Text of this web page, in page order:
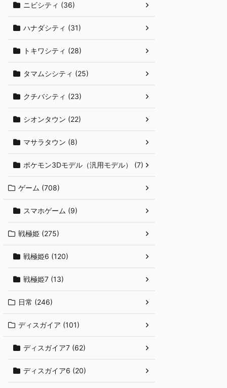
ニビシティ (36)
ハナダシティ (31)
トキワシティ (28)
タマムシシティ (25)
クチバシティ (23)
シオンタウン (22)
マサラタウン (8)
ポケモン3Dモデル（汎用モデル） (7)
ゲーム (708)
スマホゲーム (9)
戦極姫 (275)
戦極姫6 (120)
戦極姫7 (13)
日常 (246)
ディスガイア (101)
ディスガイア7 (62)
ディスガイア6 (20)